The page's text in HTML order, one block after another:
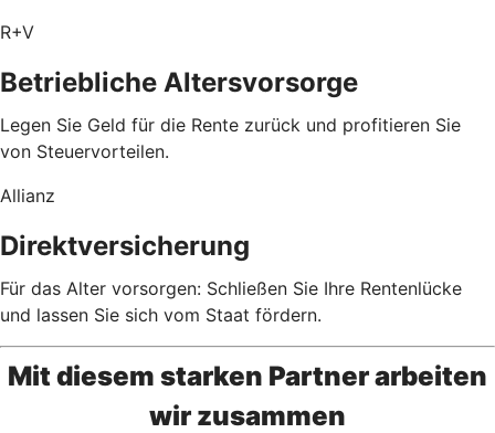
R+V
Betriebliche Altersvorsorge
Legen Sie Geld für die Rente zurück und profitieren Sie
von Steuervorteilen.
Allianz
Direktversicherung
Für das Alter vorsorgen: Schließen Sie Ihre Rentenlücke
und lassen Sie sich vom Staat fördern.
Mit diesem starken Partner arbeiten
wir zusammen